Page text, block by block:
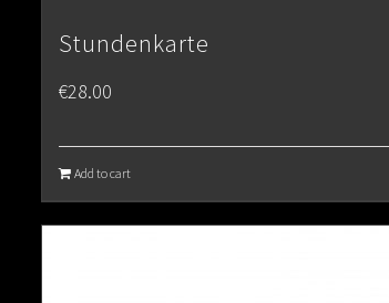
Stundenkarte
€28.00
Add to cart